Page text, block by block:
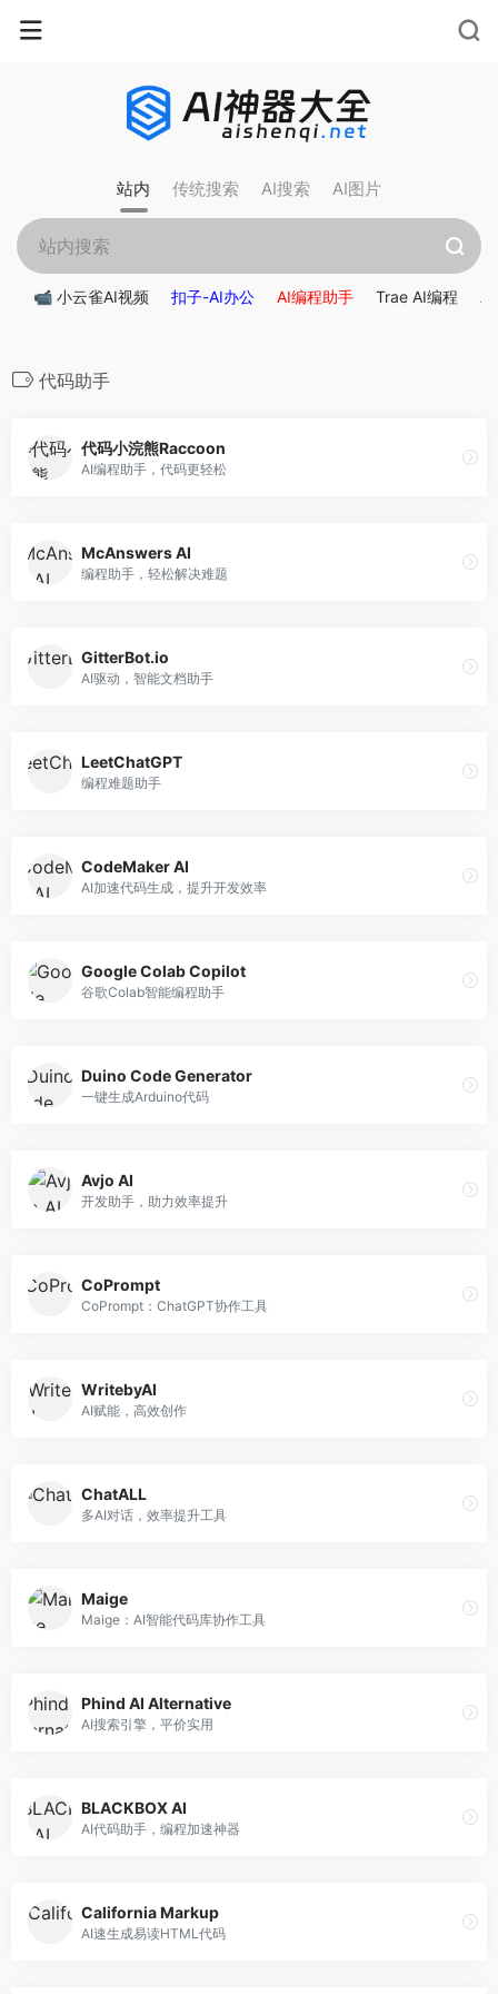
站内 传统搜索 AI搜索 AI图片
📹 小云雀AI视频 扣子-AI办公 AI编程助手 Trae AI编程
代码助手
代码小浣熊Raccoon
AI编程助手，代码更轻松
McAnswers AI
编程助手，轻松解决难题
GitterBot.io
AI驱动，智能文档助手
LeetChatGPT
编程难题助手
CodeMaker AI
AI加速代码生成，提升开发效率
Google Colab Copilot
谷歌Colab智能编程助手
Duino Code Generator
一键生成Arduino代码
Avjo AI
开发助手，助力效率提升
CoPrompt
CoPrompt：ChatGPT协作工具
WritebyAI
AI赋能，高效创作
ChatALL
多AI对话，效率提升工具
Maige
Maige：AI智能代码库协作工具
Phind AI Alternative
AI搜索引擎，平价实用
BLACKBOX AI
AI代码助手，编程加速神器
California Markup
AI速生成易读HTML代码